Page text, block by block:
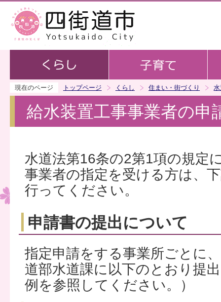
現在のページ トップページ くらし 住まい・街づくり
給水装置工事事業者の申
水道法第16条の2第1項の規定
事業者の指定を受ける方は、
行ってください。
申請書の提出について
指定申請をする事業所ごとに
道部水道課に以下のとおり提
例を参照してください。）